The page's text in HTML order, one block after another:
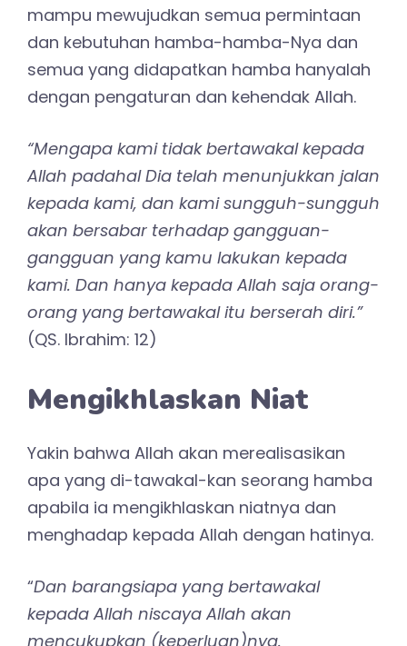
mampu mewujudkan semua permintaan
dan kebutuhan hamba-hamba-Nya dan
semua yang didapatkan hamba hanyalah
dengan pengaturan dan kehendak Allah.
“Mengapa kami tidak bertawakal kepada
Allah padahal Dia telah menunjukkan jalan
kepada kami, dan kami sungguh-sungguh
akan bersabar terhadap gangguan-
gangguan yang kamu lakukan kepada
kami. Dan hanya kepada Allah saja orang-
orang yang bertawakal itu berserah diri.”
(QS. Ibrahim: 12)
Mengikhlaskan Niat
Yakin bahwa Allah akan merealisasikan
apa yang di-tawakal-kan seorang hamba
apabila ia mengikhlaskan niatnya dan
menghadap kepada Allah dengan hatinya.
“Dan barangsiapa yang bertawakal
kepada Allah niscaya Allah akan
mencukupkan (keperluan)nya.